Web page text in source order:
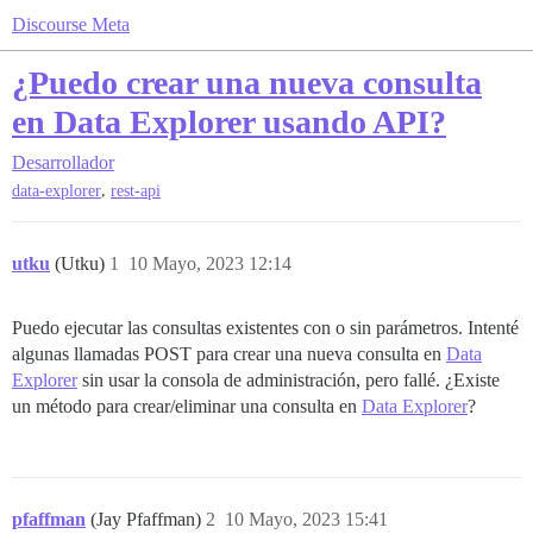
Discourse Meta
¿Puedo crear una nueva consulta
en Data Explorer usando API?
Desarrollador
data-explorer, rest-api
utku (Utku) 10 Mayo, 2023 12:14
1
Puedo ejecutar las consultas existentes con o sin parámetros. Intenté
algunas llamadas POST para crear una nueva consulta en Data
Explorersin usar la consola de administración, pero fallé. ¿Existe
un método para crear/eliminar una consulta en Data Explorer?
pfaffman (Jay Pfaffman) 10 Mayo, 2023 15:41
2